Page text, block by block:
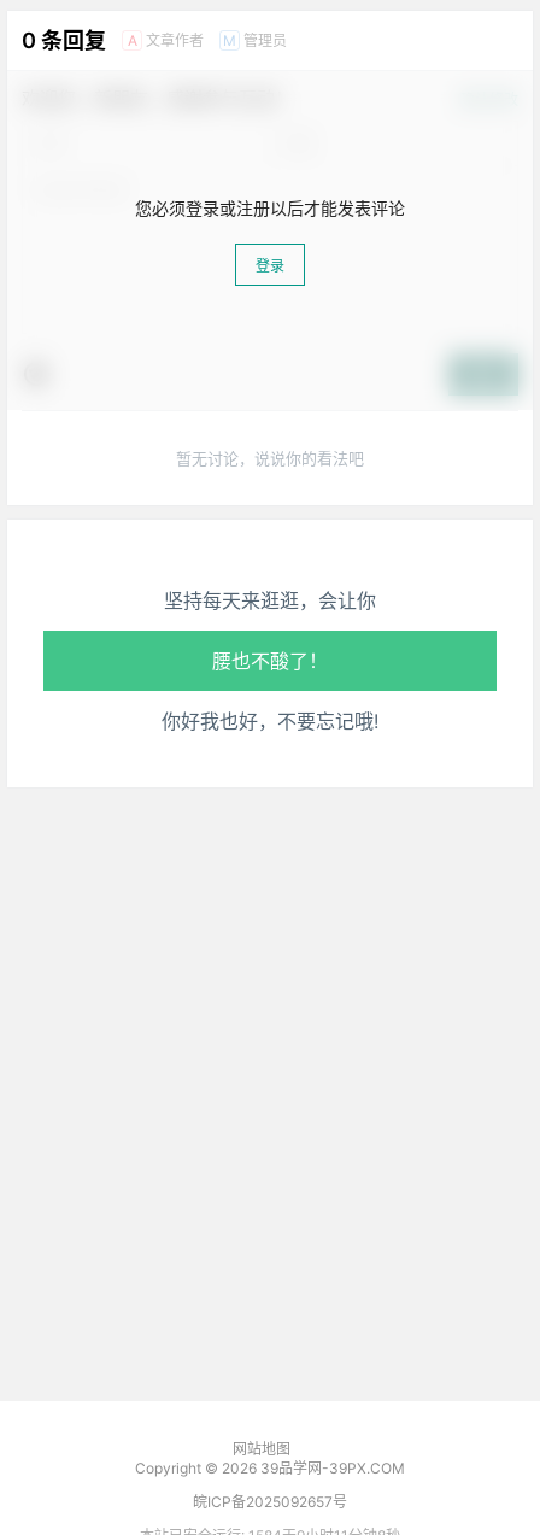
0 条回复 A 文章作者 M 管理员
您必须登录或注册以后才能发表评论
登录
暂无讨论，说说你的看法吧
坚持每天来逛逛，会让你
生活也美好了！
你好我也好，不要忘记哦!
网站地图
Copyright © 2026 39品学网-39PX.COM
皖ICP备2025092657号